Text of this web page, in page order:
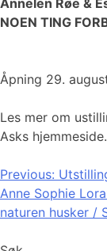
Annelen Røe &
NOEN TING
Åpning 29.
Les mer om
Asks hjemmeside.
Previous:
Anne Sophie
naturen husker /